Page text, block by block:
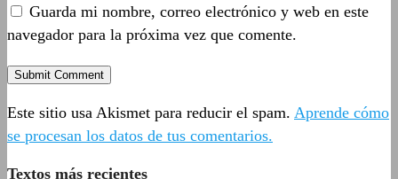
Guarda mi nombre, correo electrónico y web en este
navegador para la próxima vez que comente.
Este sitio usa Akismet para reducir el spam. Aprende cómo
se procesan los datos de tus comentarios.
Textos más recientes